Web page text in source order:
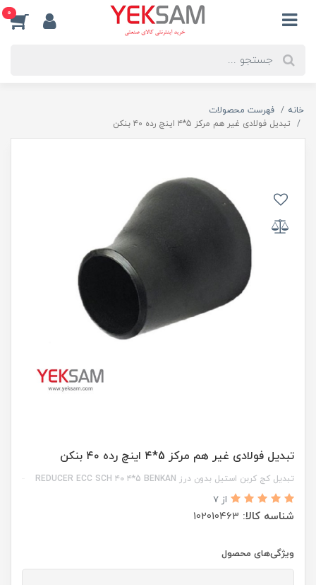
0
خانه
فهرست محصولات
تبدیل فولادی غیر هم مرکز 5*۴ اینچ رده ۴۰ بنکن
تبدیل فولادی غیر هم مرکز 5*۴ اینچ رده ۴۰ بنکن
تبدیل کج کربن استیل بدون درز REDUCER ECC SCH ۴۰ ۴*5 BENKAN
از 7
شناسه کالا: 102010463
ویژگی‌های محصول